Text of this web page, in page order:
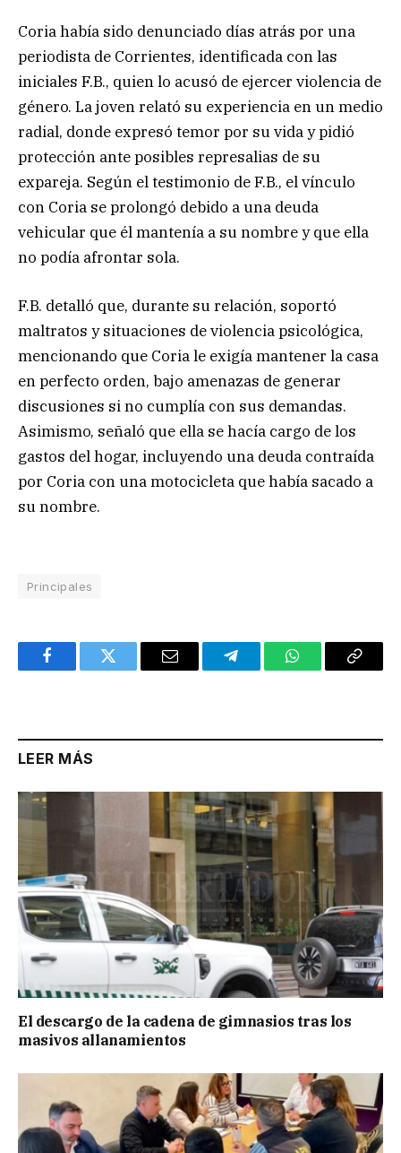
Coria había sido denunciado días atrás por una
periodista de Corrientes, identificada con las
iniciales F.B., quien lo acusó de ejercer violencia de
género. La joven relató su experiencia en un medio
radial, donde expresó temor por su vida y pidió
protección ante posibles represalias de su
expareja. Según el testimonio de F.B., el vínculo
con Coria se prolongó debido a una deuda
vehicular que él mantenía a su nombre y que ella
no podía afrontar sola.
F.B. detalló que, durante su relación, soportó
maltratos y situaciones de violencia psicológica,
mencionando que Coria le exigía mantener la casa
en perfecto orden, bajo amenazas de generar
discusiones si no cumplía con sus demandas.
Asimismo, señaló que ella se hacía cargo de los
gastos del hogar, incluyendo una deuda contraída
por Coria con una motocicleta que había sacado a
su nombre.
Principales
FacebookTwitter Email TelegramWhatsAppCopy
LEER MÁS
El descargo de la cadena de gimnasios tras los
masivos allanamientos